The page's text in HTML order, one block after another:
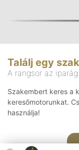
Találj egy
A rangsor az
Szakembert keres a
keresőmotorunkat.
használja!